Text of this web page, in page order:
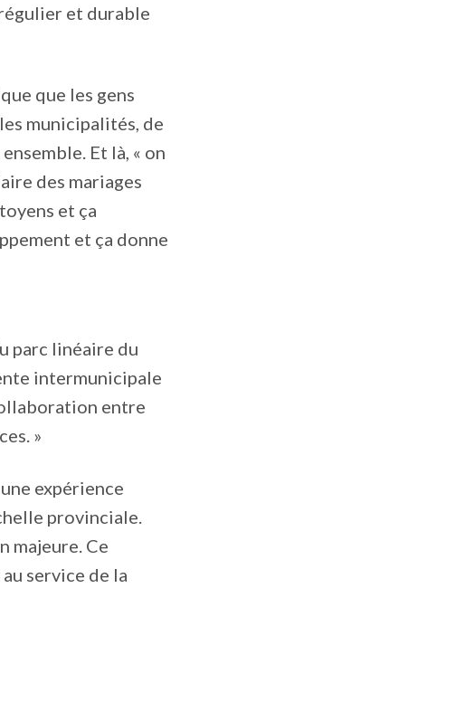
et durable
que les gens
municipalités, de
Et là, « on
des mariages
et ça
et ça donne
parc linéaire du
intermunicipale
entre
»
expérience
provinciale.
majeure. Ce
service de la